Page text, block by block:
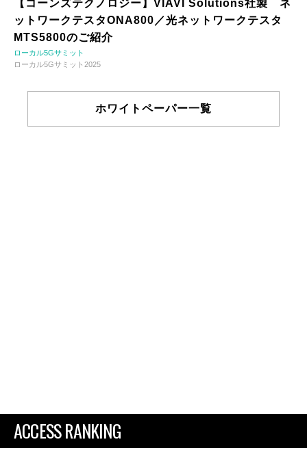
【コーンズテクノロジー】VIAVI Solutions社製 ネ
ットワークテスタONA800／光ネットワークテスタ
MTS5800のご紹介
ローカル5Gサミット
ローカル5Gサミット2025
ホワイトペーパー一覧
ACCESS RANKING